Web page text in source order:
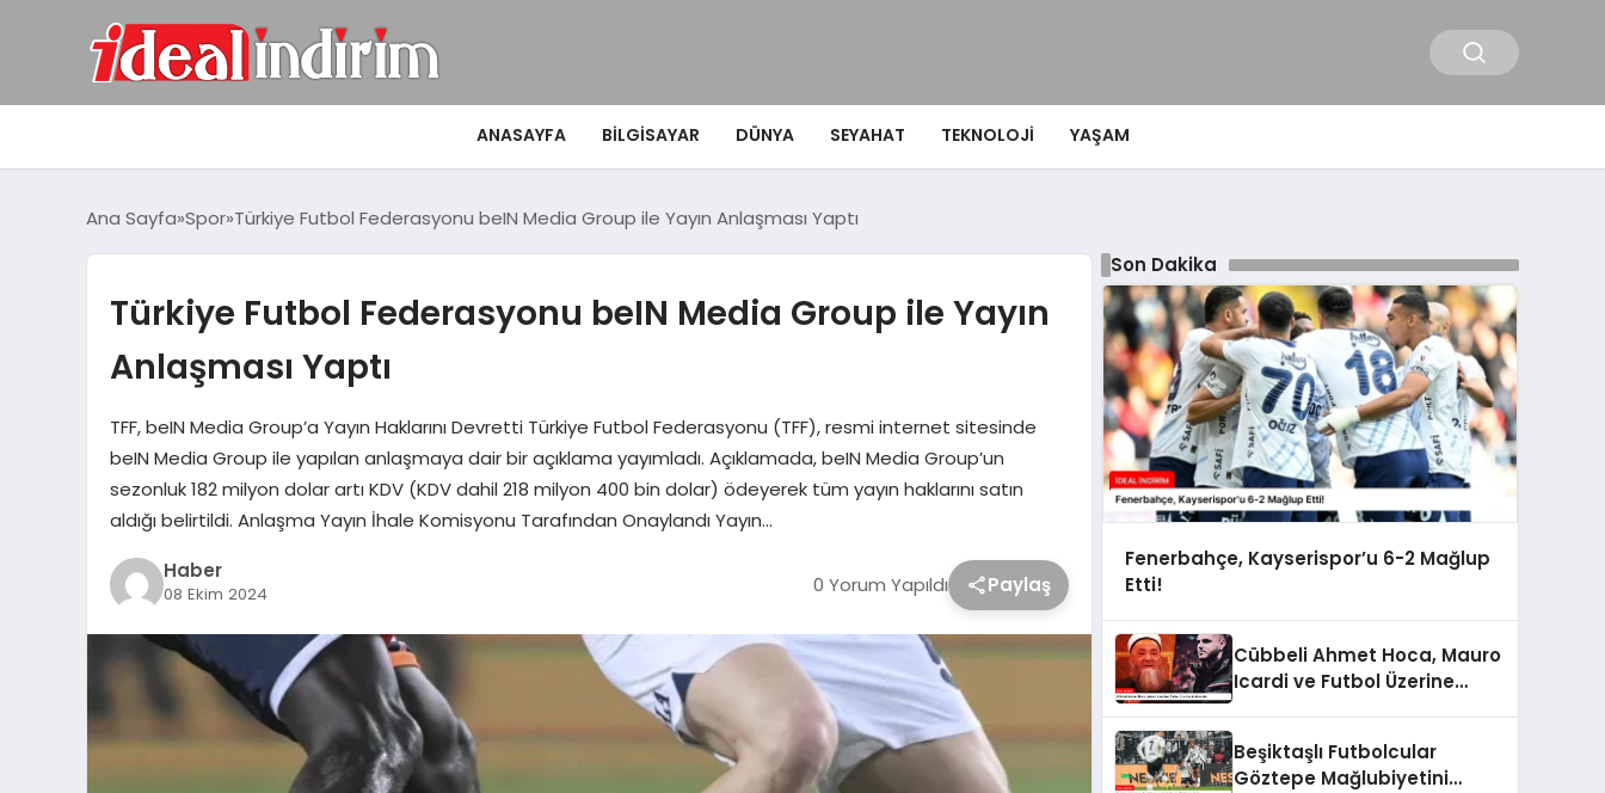
ANASAYFA BILGISAYAR DÜNYA SEYAHAT TEKNOLOJI YAŞAM
Ana Sayfa Spor Türkiye Futbol Federasyonu beIN Media Group ile Yayın Anlaşması Yaptı
Türkiye Futbol Federasyonu beIN Media Group ile Yayın
Anlaşması Yaptı
TFF, beIN Media Group’a Yayın Haklarını Devretti Türkiye Futbol Federasyonu (TFF), resmi internet sitesinde
beIN Media Group ile yapılan anlaşmaya dair bir açıklama yayımladı. Açıklamada, beIN Media Group’un
sezonluk 182 milyon dolar artı KDV (KDV dahil 218 milyon 400 bin dolar) ödeyerek tüm yayın haklarını satın
aldığı belirtildi. Anlaşma Yayın İhale Komisyonu Tarafından Onaylandı Yayın…
Haber
08 Ekim 2024 0 Yorum Yapıldı Paylaş
Son Dakika
Fenerbahçe, Kayserispor’u 6-2 Mağlup
Etti!
Cübbeli Ahmet Hoca, Mauro
Icardi ve Futbol Üzerine
Beşiktaşlı Futbolcular
Göztepe Mağlubiyetini